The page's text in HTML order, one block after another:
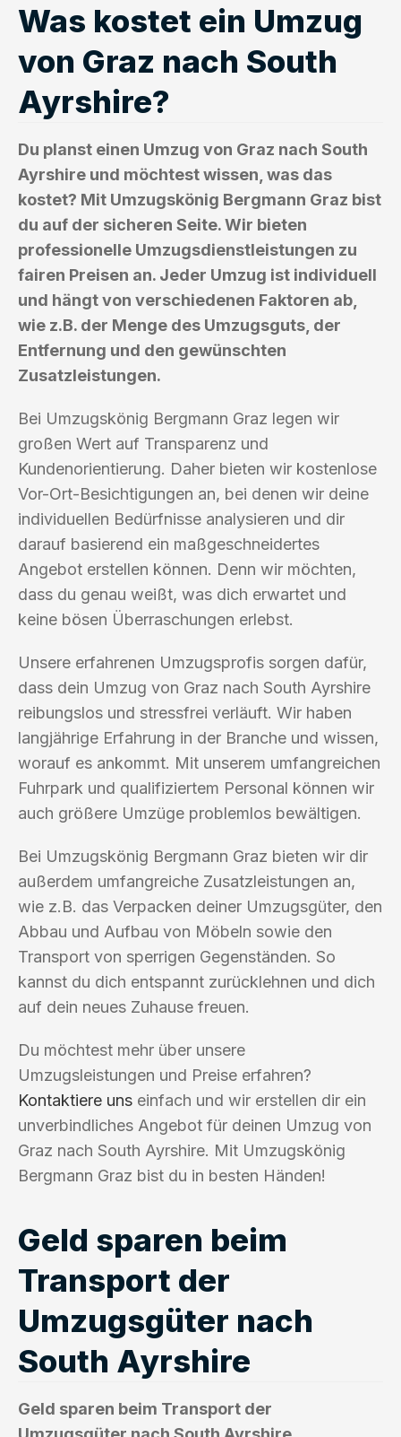
Was kostet ein Umzug
von Graz nach South
Ayrshire?
Du planst einen Umzug von Graz nach South
Ayrshire und möchtest wissen, was das
kostet? Mit Umzugskönig Bergmann Graz bist
du auf der sicheren Seite. Wir bieten
professionelle Umzugsdienstleistungen zu
fairen Preisen an. Jeder Umzug ist individuell
und hängt von verschiedenen Faktoren ab,
wie z.B. der Menge des Umzugsguts, der
Entfernung und den gewünschten
Zusatzleistungen.
Bei Umzugskönig Bergmann Graz legen wir
großen Wert auf Transparenz und
Kundenorientierung. Daher bieten wir kostenlose
Vor-Ort-Besichtigungen an, bei denen wir deine
individuellen Bedürfnisse analysieren und dir
darauf basierend ein maßgeschneidertes
Angebot erstellen können. Denn wir möchten,
dass du genau weißt, was dich erwartet und
keine bösen Überraschungen erlebst.
Unsere erfahrenen Umzugsprofis sorgen dafür,
dass dein Umzug von Graz nach South Ayrshire
reibungslos und stressfrei verläuft. Wir haben
langjährige Erfahrung in der Branche und wissen,
worauf es ankommt. Mit unserem umfangreichen
Fuhrpark und qualifiziertem Personal können wir
auch größere Umzüge problemlos bewältigen.
Bei Umzugskönig Bergmann Graz bieten wir dir
außerdem umfangreiche Zusatzleistungen an,
wie z.B. das Verpacken deiner Umzugsgüter, den
Abbau und Aufbau von Möbeln sowie den
Transport von sperrigen Gegenständen. So
kannst du dich entspannt zurücklehnen und dich
auf dein neues Zuhause freuen.
Du möchtest mehr über unsere
Umzugsleistungen und Preise erfahren?
Kontaktiere uns einfach und wir erstellen dir ein
unverbindliches Angebot für deinen Umzug von
Graz nach South Ayrshire. Mit Umzugskönig
Bergmann Graz bist du in besten Händen!
Geld sparen beim
Transport der
Umzugsgüter nach
South Ayrshire
Geld sparen beim Transport der